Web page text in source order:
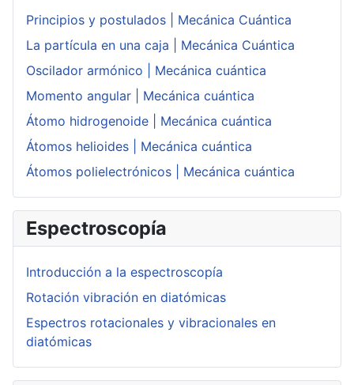
Principios y postulados | Mecánica Cuántica
La partícula en una caja | Mecánica Cuántica
Oscilador armónico | Mecánica cuántica
Momento angular | Mecánica cuántica
Átomo hidrogenoide | Mecánica cuántica
Átomos helioides | Mecánica cuántica
Átomos polielectrónicos | Mecánica cuántica
Espectroscopía
Introducción a la espectroscopía
Rotación vibración en diatómicas
Espectros rotacionales y vibracionales en
diatómicas